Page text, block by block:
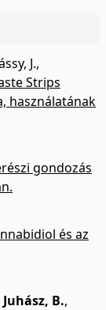
J.,
Strips
használatának
gondozás
és az
Juhász, B.,